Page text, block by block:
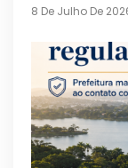
8 De Julho De